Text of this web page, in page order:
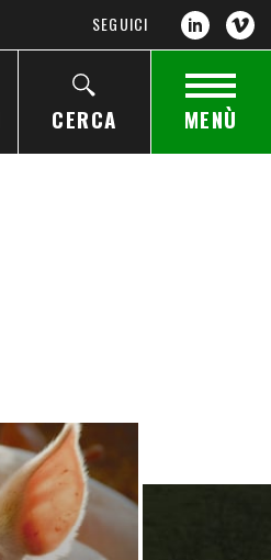
SEGUICI
CERCA MENÙ